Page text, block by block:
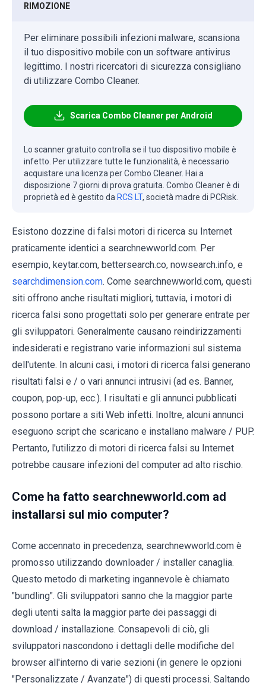
RIMOZIONE
Per eliminare possibili infezioni malware, scansiona
il tuo dispositivo mobile con un software antivirus
legittimo. I nostri ricercatori di sicurezza consigliano
di utilizzare Combo Cleaner.
Scarica Combo Cleaner per Android
Lo scanner gratuito controlla se il tuo dispositivo mobile è
infetto. Per utilizzare tutte le funzionalità, è necessario
acquistare una licenza per Combo Cleaner. Hai a
disposizione 7 giorni di prova gratuita. Combo Cleaner è di
proprietà ed è gestito da RCS LT, società madre di PCRisk.
Esistono dozzine di falsi motori di ricerca su Internet
praticamente identici a searchnewworld.com. Per
esempio, keytar.com, bettersearch.co, nowsearch.info, e
searchdimension.com. Come searchnewworld.com, questi
siti offrono anche risultati migliori, tuttavia, i motori di
ricerca falsi sono progettati solo per generare entrate per
gli sviluppatori. Generalmente causano reindirizzamenti
indesiderati e registrano varie informazioni sul sistema
dell'utente. In alcuni casi, i motori di ricerca falsi generano
risultati falsi e / o vari annunci intrusivi (ad es. Banner,
coupon, pop-up, ecc.). I risultati e gli annunci pubblicati
possono portare a siti Web infetti. Inoltre, alcuni annunci
eseguono script che scaricano e installano malware / PUP.
Pertanto, l'utilizzo di motori di ricerca falsi su Internet
potrebbe causare infezioni del computer ad alto rischio.
Come ha fatto searchnewworld.com ad
installarsi sul mio computer?
Come accennato in precedenza, searchnewworld.com è
promosso utilizzando downloader / installer canaglia.
Questo metodo di marketing ingannevole è chiamato
"bundling". Gli sviluppatori sanno che la maggior parte
degli utenti salta la maggior parte dei passaggi di
download / installazione. Consapevoli di ciò, gli
sviluppatori nascondono i dettagli delle modifiche del
browser all'interno di varie sezioni (in genere le opzioni
"Personalizzate / Avanzate") di questi processi. Saltando